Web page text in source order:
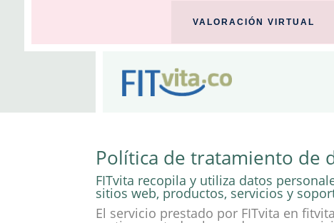
VALORACIÓN VIRTUAL
Política de tratamiento de
FITvita recopila y utiliza datos
sitios web, productos, servicios y
El servicio prestado por FITvita en